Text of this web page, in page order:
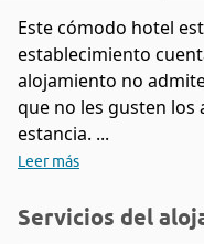
Este cómodo hotel
establecimiento
alojamiento no
que no les gusten
estancia. ...
Leer más
Servicios del